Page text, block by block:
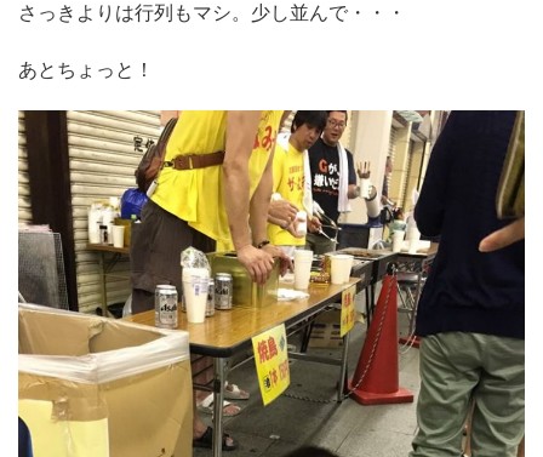
さっきよりは行列もマシ。少し並んで・・・
あとちょっと！